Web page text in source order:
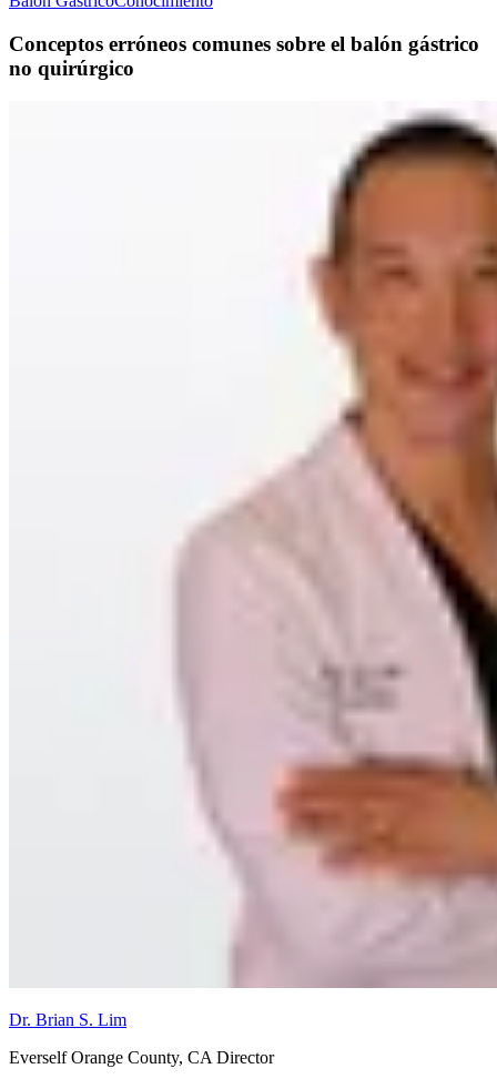
Conceptos erróneos comunes sobre el balón gástrico
no quirúrgico
Dr. Brian S. Lim
Everself Orange County, CA Director